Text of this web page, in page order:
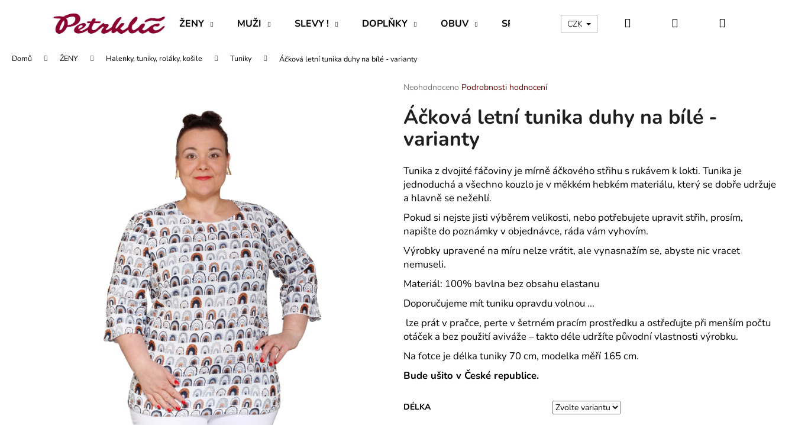
ŽENY MUŽI SLEVY ! DOPLŇKY OBUV SPECIÁLNÍ KATEGORIE Kontakty - máte nějaký dotaz?
CZK Hledat PřihlášeníNákupní
Domů ŽENY Halenky, tuniky, roláky, košile Tuniky Áčková letní tunika duhy na bílé - varianty
Průměrné
produktu
je
z
hvězdiček.
Neohodnoceno Podrobnosti hodnocení
Áčková letní tunika duhy na bílé -
varianty
Tunika z dvojité fáčoviny je mírně áčkového střihu s rukávem k lokti. Tunika je
jednoduchá a všechno kouzlo je v měkkém hebkém materiálu, který se dobře udržuje
a hlavně se nežehlí.
Pokud si nejste jisti výběrem velikosti, nebo potřebujete upravit střih, prosím,
napište do poznámky v objednávce, ráda vám vyhovím.
Výrobky upravené na míru nelze vrátit, ale vynasnažím se, abyste nic vracet
nemuseli.
Materiál: 100% bavlna bez obsahu elastanu
Doporučujeme mít tuniku opravdu volnou ...
lze prát v pračce, perte v šetrném pracím prostředku a ostřeďujte při menším počtu
otáček a bez použití aviváže – takto déle udržíte původní vlastnosti výrobku.
Na fotce je délka tuniky 70 cm, modelka měří 165 cm.
Bude ušito v České republice.
DÉLKA
Zpět
obchodu
Zpět
obchodu
Co potřebujete najít?
HLEDAT
MAJKA TEXTILNÍ KŮŽE - JEDNODUCHÝ ROVNÝ TEPLÁKOVÝ KABÁT -
VARIANTY DÉLEK
1 200 Kč
TRENÝRKY - PLÁTNO